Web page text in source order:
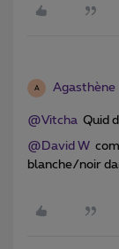
A Agasthène
@Vitcha Quid
@David W
blanche/noir